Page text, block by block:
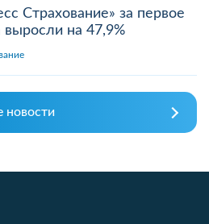
Страхование» за первое
выросли на 47,9%
новости